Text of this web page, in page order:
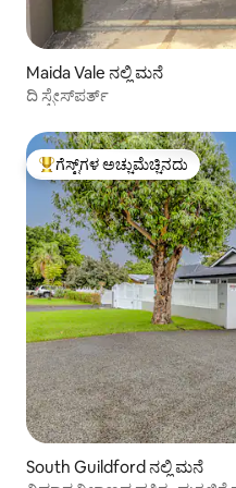
Maida Vale ನಲ್ಲಿ ಮನೆ
ದಿ ಸ್ಪೇಸ್‌ಪರ್ತ್
ಗೆಸ್ಟ್‌ಗಳಿಗೆ ಅತಿ ಹೆಚ್ಚು ಅಚ್ಚುಮೆಚ್ಚಿನದು
ಗೆಸ್ಟ್‌ಗಳ ಅಚ್ಚುಮೆಚ್ಚಿನದು
South Guildford ನಲ್ಲಿ ಮನೆ